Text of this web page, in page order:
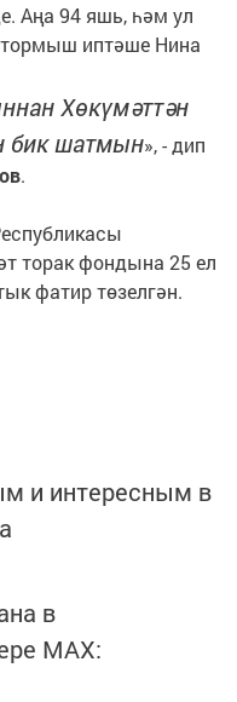
Аңа 94 яшь, һәм ул
тормыш иптәше Нина
Хөкүмәттән
бик шатмын», - дип
.
торак фондына 25 ел
фатир төзелгән.
и интересным в
в
MАХ: